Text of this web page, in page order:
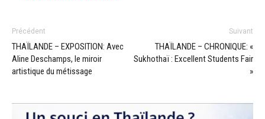
Précédent
THAÏLANDE – EXPOSITION: Avec
Aline Deschamps, le miroir
artistique du métissage
Suivant
THAÏLANDE – CHRONIQUE: «
Sukhothaï : Excellent Students Fair
»